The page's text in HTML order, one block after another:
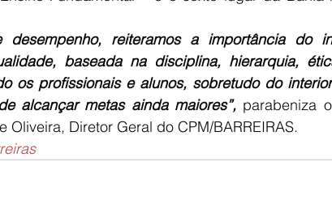
desempenho, reiteramos a importância do
baseada na disciplina, hierarquia,
os profissionais e alunos, sobretudo do
alcançar metas ainda maiores”, parabeniza
Oliveira, Diretor Geral do CPM/BARREIRAS.